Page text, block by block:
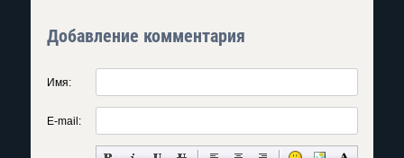
Добавление комментария
Имя:
E-mail: